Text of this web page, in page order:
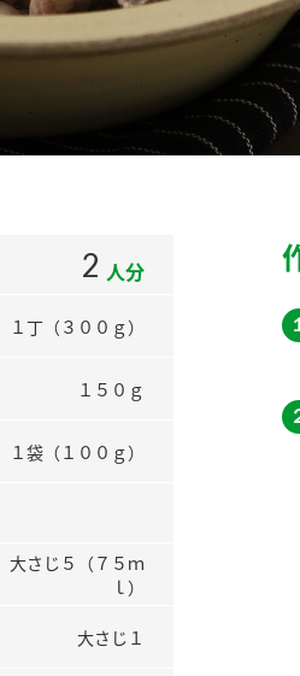
2 人分
１丁（３００ｇ）
１５０ｇ
１袋（１００ｇ）
大さじ５（７５ｍ
ｌ）
大さじ１